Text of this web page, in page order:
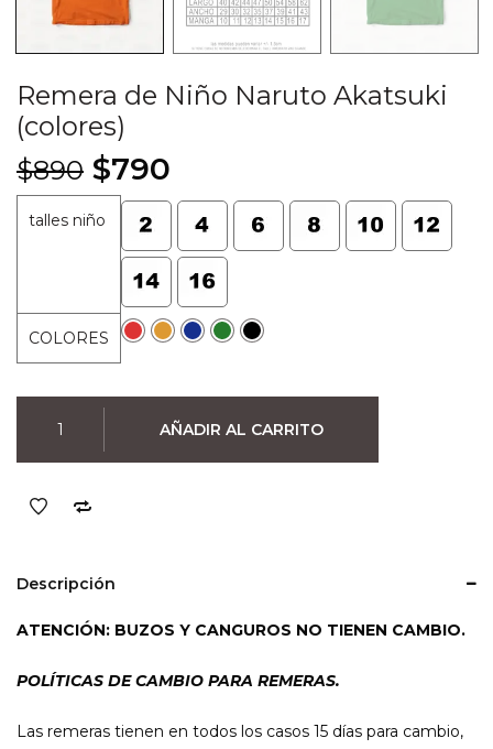
Remera de Niño Naruto Akatsuki
(colores)
$890 El
precio
original
era:
$890.
$790
precio
actual
es:
$790.
talles niño
COLORES
Niño
Akatsuki
AÑADIR AL CARRITO
Descripción
ATENCIÓN: BUZOS Y CANGUROS NO TIENEN CAMBIO.
POLÍTICAS DE CAMBIO PARA REMERAS.
Las remeras tienen en todos los casos 15 días para cambio,